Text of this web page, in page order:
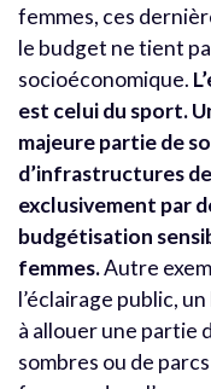
femmes, ces
le budget ne tient
socioéconomique.
est celui du sport.
majeure partie de
d’infrastructures
exclusivement par
budgétisation
femmes.Autre
l’éclairage public,
à allouer une partie
sombres ou de